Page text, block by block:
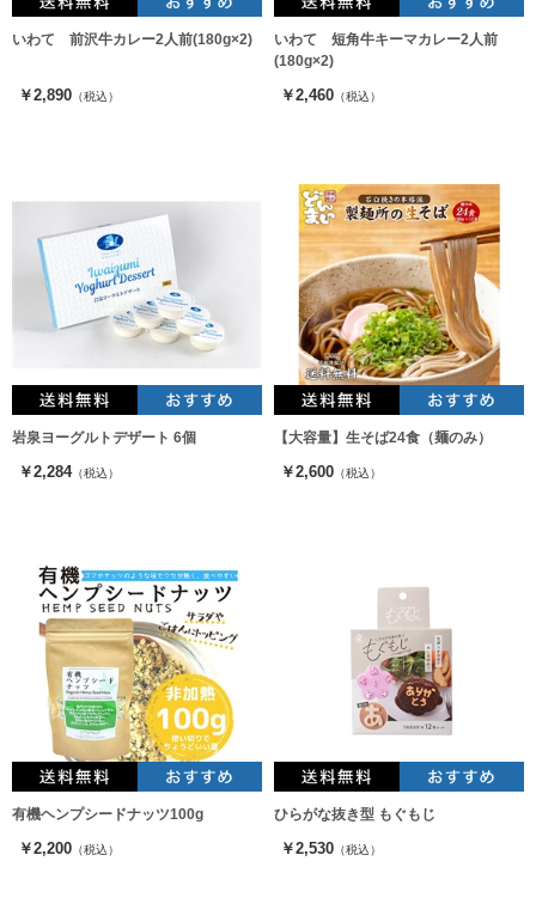
いわて 前沢牛カレー2人前(180g×2)
￥2,890 （税込）
いわて 短角牛キーマカレー2人前
(180g×2)
￥2,460 （税込）
岩泉ヨーグルトデザート 6個
￥2,284（税込）
【大容量】生そば24食（麺のみ）
￥2,600 （税込）
有機ヘンプシードナッツ100g
￥2,200 （税込）
ひらがな抜き型 もぐもじ
￥2,530 （税込）